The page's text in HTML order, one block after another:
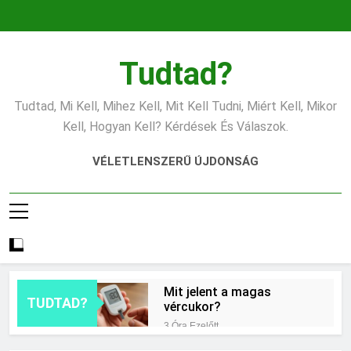
Tudtad?
Tudtad, Mi Kell, Mihez Kell, Mit Kell Tudni, Miért Kell, Mikor
Kell, Hogyan Kell? Kérdések És Válaszok.
VÉLETLENSZERŰ ÚJDONSÁG
TUDTAD?
Mit jelent a magas
vércukor?
3 Óra Ezelőtt